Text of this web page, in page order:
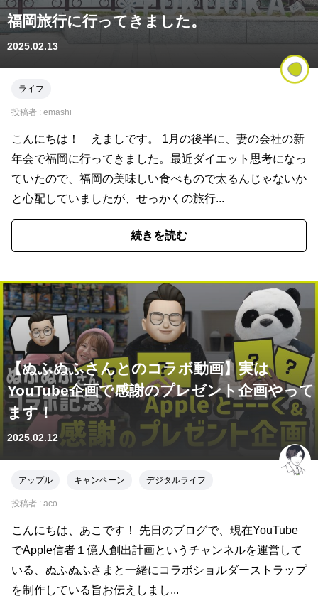
福岡旅行に行ってきました。
2025.02.13
ライフ
投稿者 : emashi
こんにちは！ えましです。 1月の後半に、妻の会社の新
年会で福岡に行ってきました。最近ダイエット思考になっ
ていたので、福岡の美味しい食べもので太るんじゃないか
と心配していましたが、せっかくの旅行...
続きを読む
【ぬふぬふさんとのコラボ動画】実は
YouTube企画で感謝のプレゼント企画やって
ます！
2025.02.12
アップル キャンペーン デジタルライフ
投稿者 : aco
こんにちは、あこです！ 先日のブログで、現在YouTube
でApple信者１億人創出計画というチャンネルを運営して
いる、ぬふぬふさまと一緒にコラボショルダーストラップ
を制作している旨お伝えしまし...